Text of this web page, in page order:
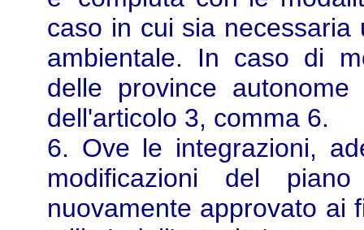
caso in cui sia
ambientale. In caso di
delle province
dell'articolo 3, comma 6.
6. Ove le integrazioni,
modificazioni del
nuovamente approvato ai